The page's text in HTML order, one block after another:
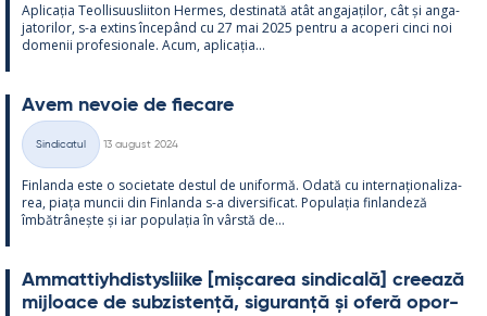
Aplicația Teol­li­suus­lii­ton Her­mes, des­ti­nată atât an­ga­jați­lor, cât și an­ga­
ja­to­ri­lor, s-a ex­tins începând cu 27 mai 2025 pentru a aco­peri cinci noi
do­me­nii pro­fe­sio­nale. Acum, aplicația...
Avem ne­voie de fiecare
Categorii
Sindicatul
13 august 2024
Fin­landa este o socie­tate des­tul de uni­formă. Odată cu in­ter­națio­na­liza­
rea, piața muncii din Fin­landa s-a di­ver­si­ficat. Po­pu­lația fin­lan­deză
îmbătrâ­nește și iar po­pu­lația în vârstă de...
Am­mat­tiyh­dis­tys­liike [mișca­rea sin­dicală] cree­ază
mij­loace de subzis­tență, si­gu­ranță și oferă opor­